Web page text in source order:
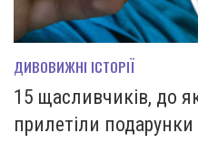
ДИВОВИЖНІ ІСТОРІЇ
15 щасливчиків, до
прилетіли подарунки